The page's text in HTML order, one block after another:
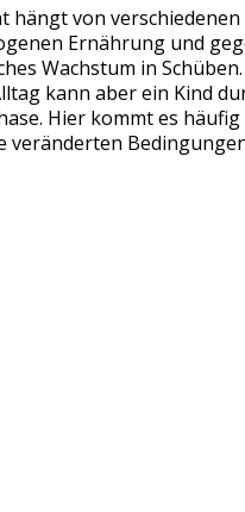
von
Ernährung und
Wachstum in
kann aber ein Kind
Hier kommt es
veränderten